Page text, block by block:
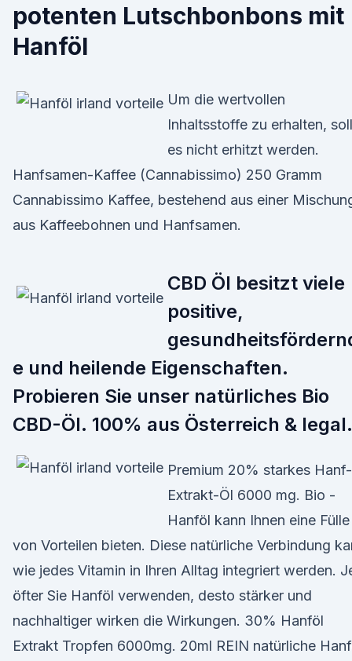
potenten Lutschbonbons mit
Hanföl
Um die wertvollen
Inhaltsstoffe zu erhalten,
es nicht erhitzt werden.
Hanfsamen-Kaffee (Cannabissimo) 250 Gramm
Cannabissimo Kaffee, bestehend aus einer
aus Kaffeebohnen und Hanfsamen.
CBD Öl besitzt viele
positive,
e und heilende Eigenschaften.
Probieren Sie unser natürliches Bio
CBD-Öl. 100% aus Österreich & legal.
Premium 20% starkes Hanf-
Extrakt-Öl 6000 mg. Bio -
Hanföl kann Ihnen eine Fülle
von Vorteilen bieten. Diese natürliche Verbindung
wie jedes Vitamin in Ihren Alltag integriert werden.
öfter Sie Hanföl verwenden, desto stärker und
nachhaltiger wirken die Wirkungen. 30% Hanföl
Extrakt Tropfen 6000mg. 20ml REIN natürliche